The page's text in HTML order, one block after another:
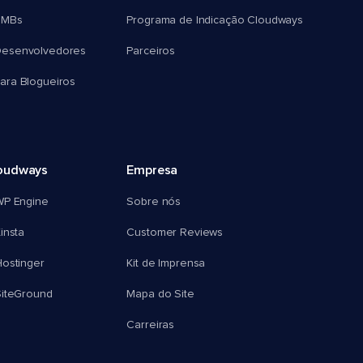
Blogueiros
Programa de Indicação Cloudways
Parceiros
Engine
Empresa
Sobre nós
Customer Reviews
Kit de Imprensa
Mapa do Site
Carreiras